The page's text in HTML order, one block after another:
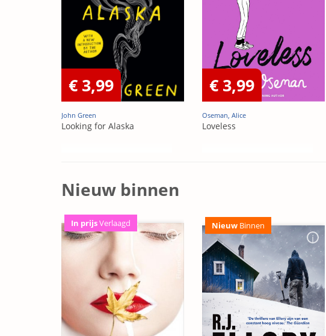
€ 3,99
John Green
Looking for Alaska
€ 3,99
Oseman, Alice
Loveless
Nieuw binnen
In prijsVerlaagd Nieuw Binnen